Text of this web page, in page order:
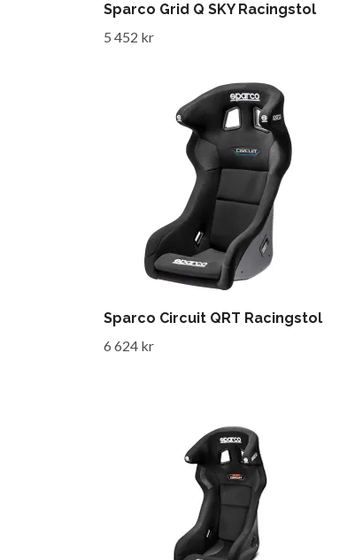
Sparco Grid Q SKY Racingstol
5 452 kr
Sparco Circuit QRT Racingstol
6 624 kr